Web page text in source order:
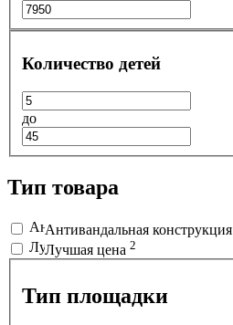
Количество детей
до
Тип товара
Антивандальная конструкция
Лучшая цена 2
Тип площадки